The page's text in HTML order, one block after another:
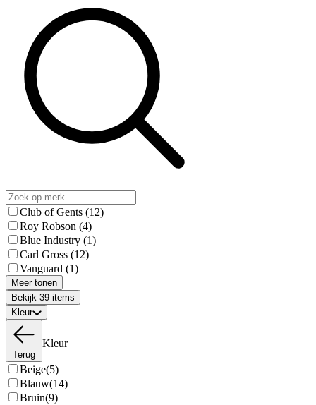
Club of Gents (12)
Roy Robson (4)
Blue Industry (1)
Carl Gross (12)
Vanguard (1)
Meer tonen
Bekijk 39 items
Kleur
Terug
Kleur
Beige(5)
Blauw(14)
Bruin(9)